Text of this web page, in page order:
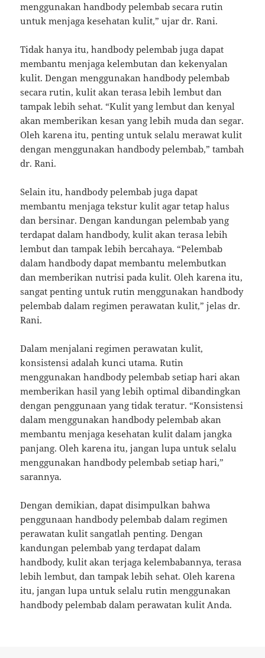
menggunakan handbody pelembab secara rutin
untuk menjaga kesehatan kulit,” ujar dr. Rani.
Tidak hanya itu, handbody pelembab juga dapat
membantu menjaga kelembutan dan kekenyalan
kulit. Dengan menggunakan handbody pelembab
secara rutin, kulit akan terasa lebih lembut dan
tampak lebih sehat. “Kulit yang lembut dan kenyal
akan memberikan kesan yang lebih muda dan segar.
Oleh karena itu, penting untuk selalu merawat kulit
dengan menggunakan handbody pelembab,” tambah
dr. Rani.
Selain itu, handbody pelembab juga dapat
membantu menjaga tekstur kulit agar tetap halus
dan bersinar. Dengan kandungan pelembab yang
terdapat dalam handbody, kulit akan terasa lebih
lembut dan tampak lebih bercahaya. “Pelembab
dalam handbody dapat membantu melembutkan
dan memberikan nutrisi pada kulit. Oleh karena itu,
sangat penting untuk rutin menggunakan handbody
pelembab dalam regimen perawatan kulit,” jelas dr.
Rani.
Dalam menjalani regimen perawatan kulit,
konsistensi adalah kunci utama. Rutin
menggunakan handbody pelembab setiap hari akan
memberikan hasil yang lebih optimal dibandingkan
dengan penggunaan yang tidak teratur. “Konsistensi
dalam menggunakan handbody pelembab akan
membantu menjaga kesehatan kulit dalam jangka
panjang. Oleh karena itu, jangan lupa untuk selalu
menggunakan handbody pelembab setiap hari,”
sarannya.
Dengan demikian, dapat disimpulkan bahwa
penggunaan handbody pelembab dalam regimen
perawatan kulit sangatlah penting. Dengan
kandungan pelembab yang terdapat dalam
handbody, kulit akan terjaga kelembabannya, terasa
lebih lembut, dan tampak lebih sehat. Oleh karena
itu, jangan lupa untuk selalu rutin menggunakan
handbody pelembab dalam perawatan kulit Anda.